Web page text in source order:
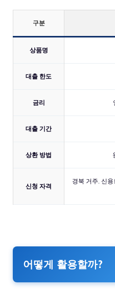
구분
상품명
대출 한도
금리
대출 기간
상환 방법
신청 자격
경북 거주, 신
어떻게 활용할까?